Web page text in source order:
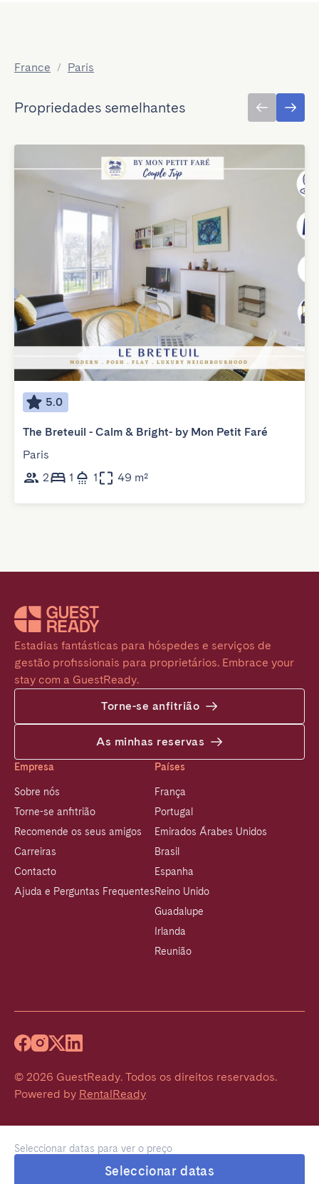
Seleccionar datas para ver o preço
Seleccionar datas
France / Paris
Propriedades semelhantes
5.0
The Breteuil - Calm & Bright- by Mon Petit Faré
Paris
2
1 1 49 m²
Estadias fantásticas para hóspedes e serviços de
gestão profissionais para proprietários. Embrace your
stay com a GuestReady.
Torne-se anfitrião
As minhas reservas
Empresa
Sobre nós
Torne-se anfitrião
Recomende os seus amigos
Carreiras
Contacto
Ajuda e Perguntas Frequentes
Países
França
Portugal
Emirados Árabes Unidos
Brasil
Espanha
Reino Unido
Guadalupe
Irlanda
Reunião
© 2026 GuestReady. Todos os direitos reservados.
Powered by RentalReady